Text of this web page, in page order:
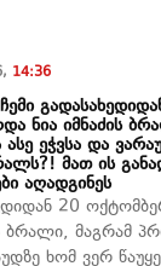
14:36
ჩემი
ნია იმნაძის
ეჭვსა და
მათ ის
აღადგინეს
20
ბრალი, მაგრამ
ხომ ვერ